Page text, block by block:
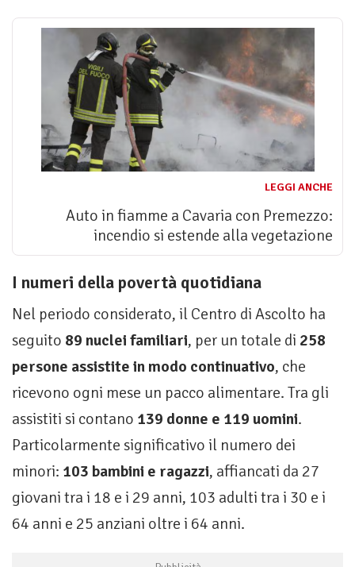
LEGGI ANCHE
Auto in fiamme a Cavaria con Premezzo:
incendio si estende alla vegetazione
I numeri della povertà quotidiana
Nel periodo considerato, il Centro di Ascolto ha
seguito 89 nuclei familiari, per un totale di 258
persone assistite in modo continuativo, che
ricevono ogni mese un pacco alimentare. Tra gli
assistiti si contano 139 donne e 119 uomini.
Particolarmente significativo il numero dei
minori: 103 bambini e ragazzi, affiancati da 27
giovani tra i 18 e i 29 anni, 103 adulti tra i 30 e i
64 anni e 25 anziani oltre i 64 anni.